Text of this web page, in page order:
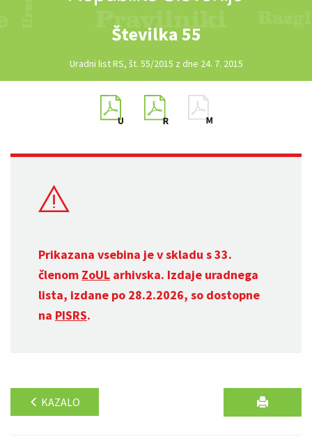
Številka 55
Uradni list RS, št. 55/2015 z dne 24. 7. 2015
Prikazana vsebina je v skladu s 33.
členom ZoUL arhivska. Izdaje uradnega
lista, izdane po 28.2.2026, so dostopne
na PISRS.
KAZALO